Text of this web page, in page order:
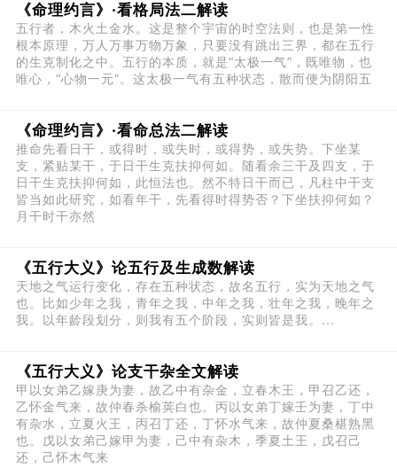
《命理约言》·看格局法二解读
五行者，木火土金水。这是整个宇宙的时空法则，也是第一性
根本原理，万人万事万物万象，只要没有跳出三界，都在五行
的生克制化之中。五行的本质，就是“太极一气”，既唯物，也
唯心，“心物一元”。这太极一气有五种状态，散而便为阴阳五
《命理约言》·看命总法二解读
推命先看日干，或得时，或失时，或得势，或失势。下坐某
支，紧贴某干，于日干生克扶抑何如。随看余三干及四支，于
日干生克扶抑何如，此恒法也。然不特日干而已，凡柱中干支
皆当如此研究，如看年干，先看得时得势否？下坐扶抑何如？
月干时干亦然
《五行大义》论五行及生成数解读
天地之气运行变化，存在五种状态，故名五行，实为天地之气
也。比如少年之我，青年之我，中年之我，壮年之我，晚年之
我。以年龄段划分，则我有五个阶段，实则皆是我。...
《五行大义》论支干杂全文解读
甲以女弟乙嫁庚为妻，故乙中有杂金，立春木王，甲召乙还，
乙怀金气来，故仲春杀榆荚白也。丙以女弟丁嫁壬为妻，丁中
有杂水，立夏火王，丙召丁还，丁怀水气来，故仲夏桑椹熟黑
也。戊以女弟己嫁甲为妻，己中有杂木，季夏土王，戊召己
还，己怀木气来